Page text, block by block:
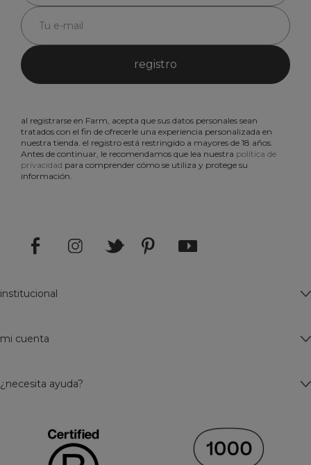
registro
al registrarse en Farm, acepta que sus datos personales sean
tratados con el fin de ofrecerle una experiencia personalizada en
nuestra tienda. el registro está restringido a mayores de 18 años.
Antes de continuar, le recomendamos que lea nuestra política de
privacidad para comprender cómo se utiliza y protege su
información.
institucional
mi cuenta
¿necesita ayuda?